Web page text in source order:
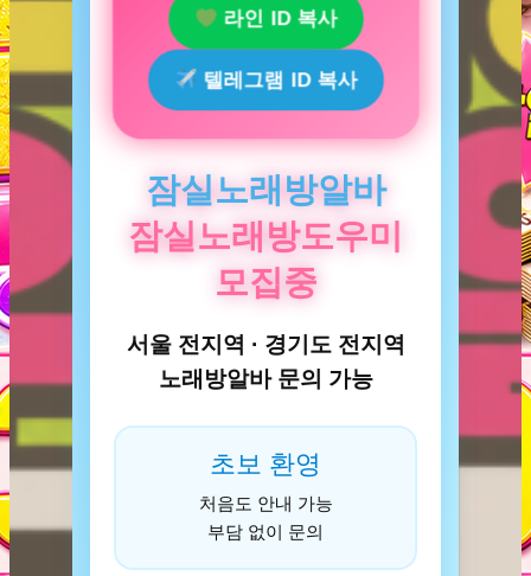
라인 ID 복사
텔레그램 ID 복사
잠실노래방알바
잠실노래방도우미
모집중
서울 전지역 · 경기도 전지역
노래방알바 문의 가능
초보 환영
처음도 안내 가능
부담 없이 문의